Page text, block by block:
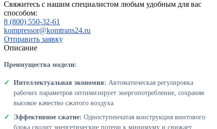
Свяжитесь с нашим специалистом любым удобным для вас
способом:
8 (800) 550-32-61
kompressor@komtrans24.ru
Отправить заявку
Описание
Преимущества модели:
Интеллектуальная экономия: Автоматическая регулировка
рабочих параметров оптимизирует энергопотребление, сохраняя
высокое качество сжатого воздуха.
Эффективное сжатие: Одноступенчатая конструкция винтового
блока сводит энергетические потери к минимуму и снижает